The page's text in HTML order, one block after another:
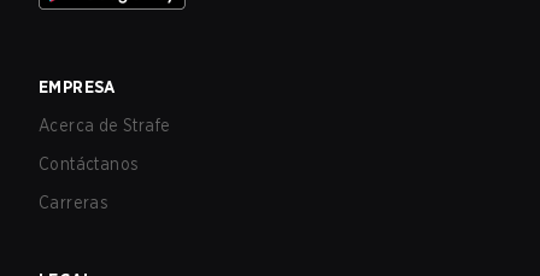
EMPRESA
Acerca de Strafe
Contáctanos
Carreras